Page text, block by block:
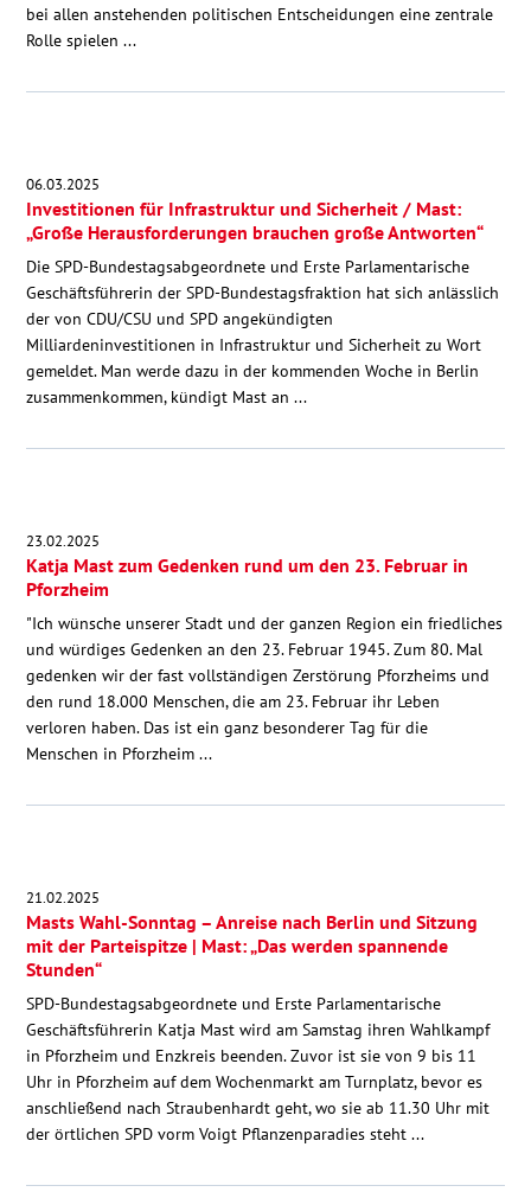
bei allen anstehenden politischen Entscheidungen eine zentrale
Rolle spielen ...
06.03.2025
Investitionen für Infrastruktur und Sicherheit / Mast:
„Große Herausforderungen brauchen große Antworten“
Die SPD-Bundestagsabgeordnete und Erste Parlamentarische
Geschäftsführerin der SPD-Bundestagsfraktion hat sich anlässlich
der von CDU/CSU und SPD angekündigten
Milliardeninvestitionen in Infrastruktur und Sicherheit zu Wort
gemeldet. Man werde dazu in der kommenden Woche in Berlin
zusammenkommen, kündigt Mast an ...
23.02.2025
Katja Mast zum Gedenken rund um den 23. Februar in
Pforzheim
"Ich wünsche unserer Stadt und der ganzen Region ein friedliches
und würdiges Gedenken an den 23. Februar 1945. Zum 80. Mal
gedenken wir der fast vollständigen Zerstörung Pforzheims und
den rund 18.000 Menschen, die am 23. Februar ihr Leben
verloren haben. Das ist ein ganz besonderer Tag für die
Menschen in Pforzheim ...
21.02.2025
Masts Wahl-Sonntag – Anreise nach Berlin und Sitzung
mit der Parteispitze | Mast: „Das werden spannende
Stunden“
SPD-Bundestagsabgeordnete und Erste Parlamentarische
Geschäftsführerin Katja Mast wird am Samstag ihren Wahlkampf
in Pforzheim und Enzkreis beenden. Zuvor ist sie von 9 bis 11
Uhr in Pforzheim auf dem Wochenmarkt am Turnplatz, bevor es
anschließend nach Straubenhardt geht, wo sie ab 11.30 Uhr mit
der örtlichen SPD vorm Voigt Pflanzenparadies steht ...